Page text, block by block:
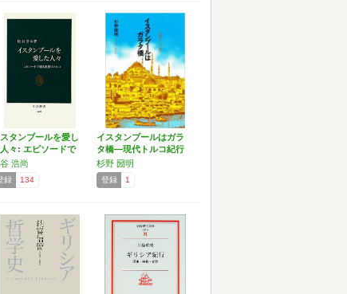
タンブールを愛し
々: エピソードで
… 浩尚
録 134
イスタンブールはガラ
タ橋―現代トルコ紀行
杉野 圀明
登録 1